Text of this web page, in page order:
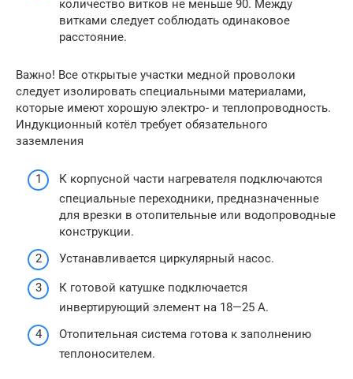
количество витков не меньше 90. Между
витками следует соблюдать одинаковое
расстояние.
Важно! Все открытые участки медной проволоки
следует изолировать специальными материалами,
которые имеют хорошую электро- и теплопроводность.
Индукционный котёл требует обязательного
заземления
К корпусной части нагревателя подключаются
специальные переходники, предназначенные
для врезки в отопительные или водопроводные
конструкции.
Устанавливается циркулярный насос.
К готовой катушке подключается
инвертирующий элемент на 18—25 А.
Отопительная система готова к заполнению
теплоносителем.